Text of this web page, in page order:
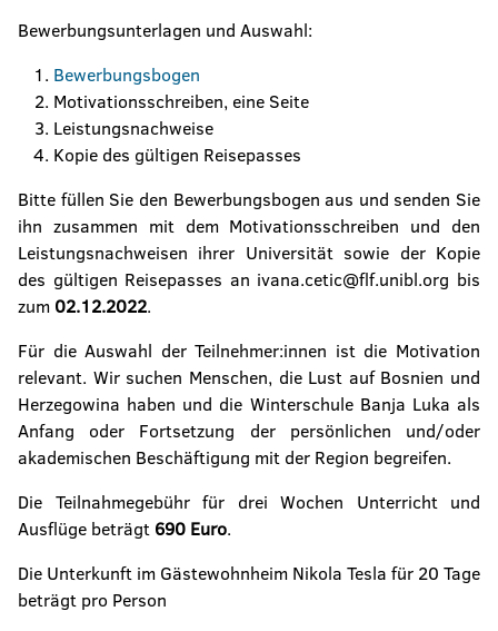
Bewerbungsunterlagen und Auswahl:
Bewerbungsbogen
Motivationsschreiben, eine Seite
Leistungsnachweise
Kopie des gültigen Reisepasses
Bitte füllen Sie den Bewerbungsbogen aus und senden Sie
ihn zusammen mit dem Motivationsschreiben und den
Leistungsnachweisen ihrer Universität sowie der Kopie
des gültigen Reisepasses an ivana.cetic@flf.unibl.org bis
zum 02.12.2022.
Für die Auswahl der Teilnehmer:innen ist die Motivation
relevant. Wir suchen Menschen, die Lust auf Bosnien und
Herzegowina haben und die Winterschule Banja Luka als
Anfang oder Fortsetzung der persönlichen und/oder
akademischen Beschäftigung mit der Region begreifen.
Die Teilnahmegebühr für drei Wochen Unterricht und
Ausflüge beträgt 690 Euro.
Die Unterkunft im Gästewohnheim Nikola Tesla für 20 Tage
beträgt pro Person